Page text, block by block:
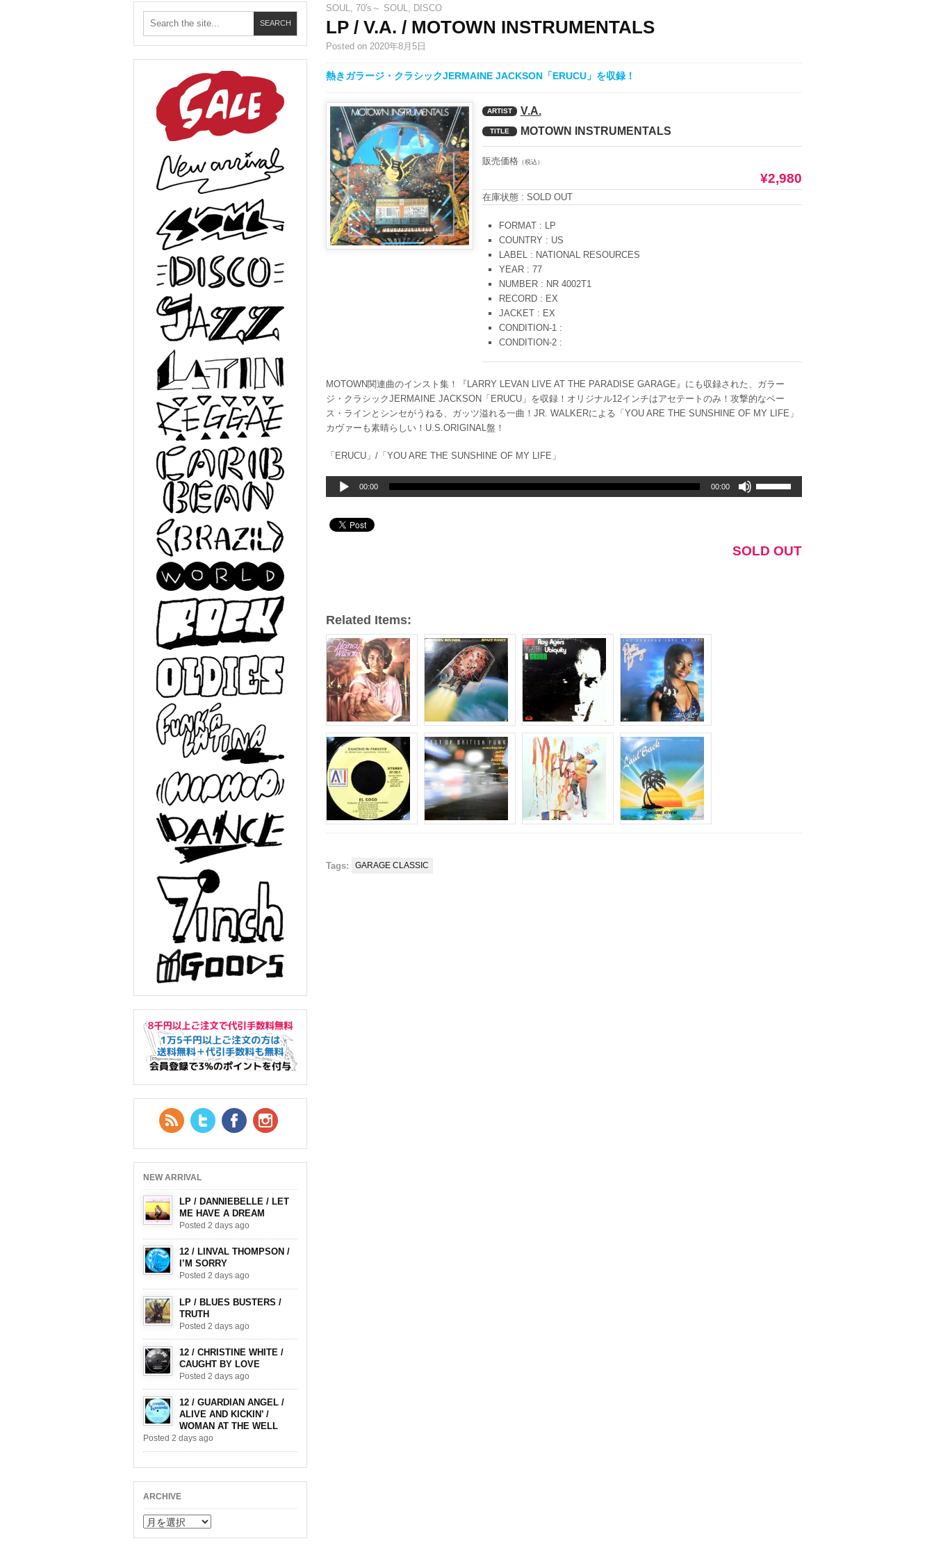
SOUL, 70's～ SOUL, DISCO
LP / V.A. / MOTOWN INSTRUMENTALS
Posted on 2020年8月5日
熱きガラージ・クラシックJERMAINE JACKSON「ERUCU」を収録！
ARTIST V.A.
TITLE MOTOWN INSTRUMENTALS
販売価格（税込）
¥2,980
在庫状態 : SOLD OUT
FORMAT : LP
COUNTRY : US
LABEL : NATIONAL RESOURCES
YEAR : 77
NUMBER : NR 4002T1
RECORD : EX
JACKET : EX
CONDITION-1 :
CONDITION-2 :
MOTOWN関連曲のインスト集！『LARRY LEVAN LIVE AT THE PARADISE GARAGE』にも収録された、ガラー
ジ・クラシックJERMAINE JACKSON「ERUCU」を収録！オリジナル12インチはアセテートのみ！攻撃的なベー
ス・ラインとシンセがうねる、ガッツ溢れる一曲！JR. WALKERによる「YOU ARE THE SUNSHINE OF MY LIFE」
カヴァーも素晴らしい！U.S.ORIGINAL盤！
「ERUCU」/「YOU ARE THE SUNSHINE OF MY LIFE」
声
レ
00:00 00:00
ボ
リ
調
SOLD OUT
Related Items:
Tags: GARAGE CLASSIC
RSS FeedTwitter Facebook
NEW ARRIVAL
LP / DANNIEBELLE / LET
ME HAVE A DREAM
Posted 2 days ago
12 / LINVAL THOMPSON /
I’M SORRY
Posted 2 days ago
LP / BLUES BUSTERS /
TRUTH
Posted 2 days ago
12 / CHRISTINE WHITE /
CAUGHT BY LOVE
Posted 2 days ago
12 / GUARDIAN ANGEL /
ALIVE AND KICKIN’ /
WOMAN AT THE WELL
Posted 2 days ago
ARCHIVE
ARCHIVE